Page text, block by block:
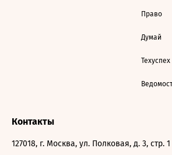
Право
Думай
Техуспех
Контакты
127018, г. Москва, ул. Полковая, д. 3, стр. 1